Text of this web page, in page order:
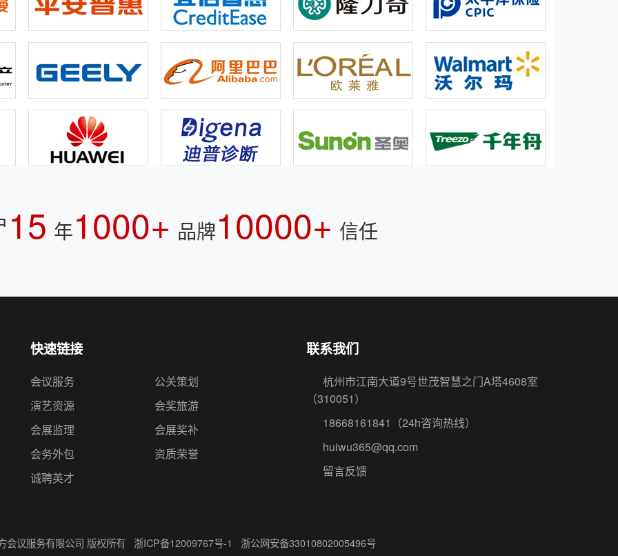
15 年1000+ 品牌10000+ 信任
快速链接
会议服务
公关策划
演艺资源
会奖旅游
会展监理
会展奖补
会务外包
资质荣誉
诚聘英才
联系我们
杭州市江南大道9号世茂智慧之门A塔4608室
（310051）
18668161841
（24h咨询热线）
huiwu365@qq.com
留言反馈
会议服务有限公司 版权所有 浙ICP备12009767号-1 浙公网安备33010802005496号